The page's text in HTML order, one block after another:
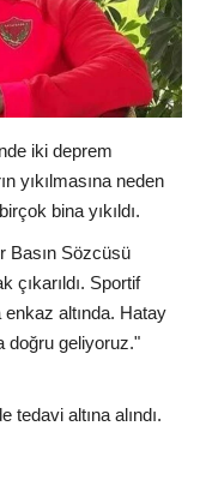
iki deprem
yıkılmasına neden
bina yıkıldı.
Basın Sözcüsü
çıkarıldı. Sportif
altında. Hatay
doğru geliyoruz."
tedavi altına alındı.